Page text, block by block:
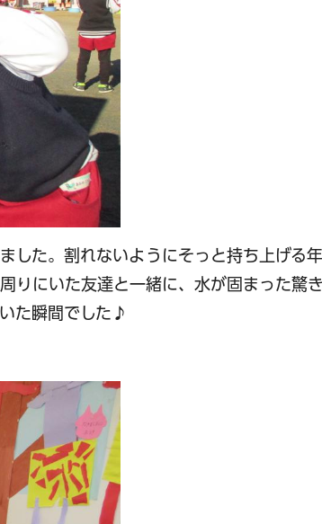
した。割れないようにそっと持ち上げる
りにいた友達と一緒に、水が固まった驚
た瞬間でした♪